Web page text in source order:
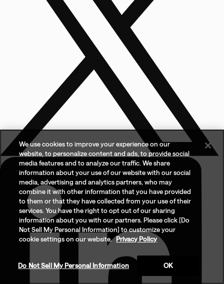
We use cookies to improve your experience on our
website, to personalize content and ads, to provide social
media features and to analyze our traffic. We share
information about your use of our website with our social
media, advertising and analytics partners, who may
combine it with other information that you have provided
to them or that they have collected from your use of their
services. You have the right to opt out of our sharing
information about you with our partners. Please click [Do
Not Sell My Personal Information] to customize your
cookie settings on our website. Privacy Policy
Do Not Sell My Personal Information OK